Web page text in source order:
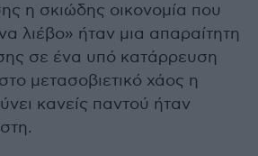
η σκιώδης οικονομία που
λιέβο» ήταν μια απαραίτητη
σε ένα υπό κατάρρευση
μετασοβιετικό χάος η
κανείς παντού ήταν